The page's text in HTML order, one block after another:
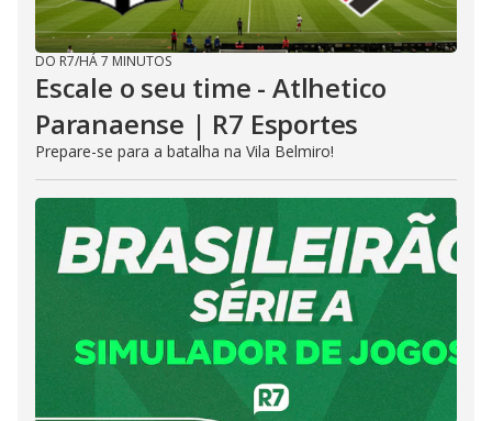
DO R7/HÁ 7 MINUTOS
Escale o seu time - Atlhetico
Paranaense | R7 Esportes
Prepare-se para a batalha na Vila Belmiro!